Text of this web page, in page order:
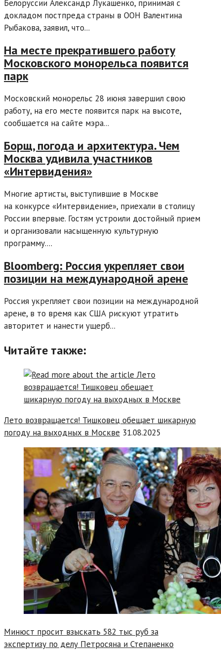
Белоруссии Александр Лукашенко, принимая с
докладом постпреда страны в ООН Валентина
Рыбакова, заявил, что...
На месте прекратившего работу
Московского монорельса появится
парк
Московский монорельс 28 июня завершил свою
работу, на его месте появится парк на высоте,
сообщается на сайте мэра...
Борщ, погода и архитектура. Чем
Москва удивила участников
«Интервидения»
Многие артисты, выступившие в Москве
на конкурсе «Интервидение», приехали в столицу
России впервые. Гостям устроили достойный прием
и организовали насыщенную культурную
программу....
Bloomberg: Россия укрепляет свои
позиции на международной арене
Россия укрепляет свои позиции на международной
арене, в то время как США рискуют утратить
авторитет и нанести ущерб...
Читайте также:
Лето возвращается! Тишковец обещает шикарную
погоду на выходных в Москве 31.08.2025
Минюст просит взыскать 582 тыс руб за
экспертизу по делу Петросяна и Степаненко